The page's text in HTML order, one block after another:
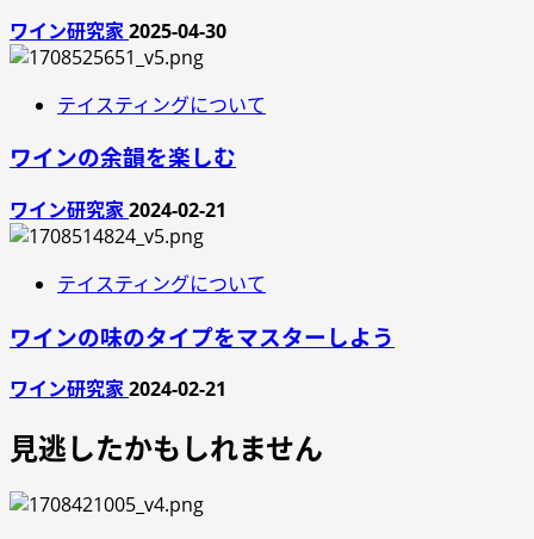
ワイン研究家2025-04-30
テイスティングについて
ワインの余韻を楽しむ
ワイン研究家2024-02-21
テイスティングについて
ワインの味のタイプをマスターしよう
ワイン研究家2024-02-21
見逃したかもしれません